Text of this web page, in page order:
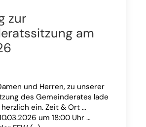
zur
am
und Herren, zu unserer
des Gemeinderates lade
ein. Zeit & Ort …
um 18:00 Uhr …